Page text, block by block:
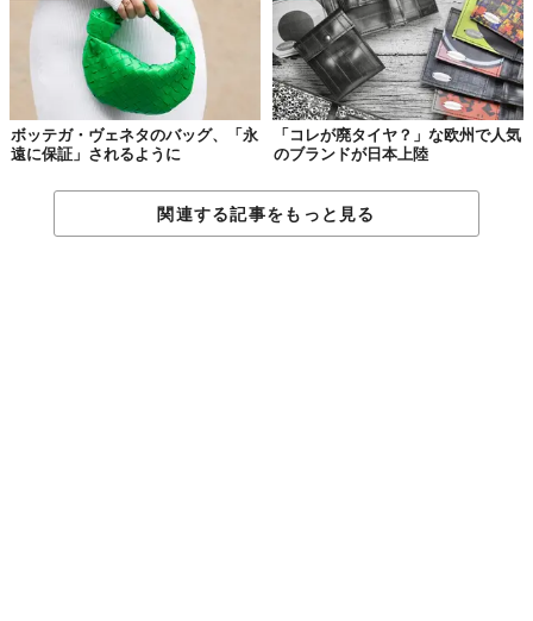
ボッテガ・ヴェネタのバッグ、「永
遠に保証」されるように
「コレが廃タイヤ？」な欧州で人気
のブランドが日本上陸
関連する記事をもっと見る